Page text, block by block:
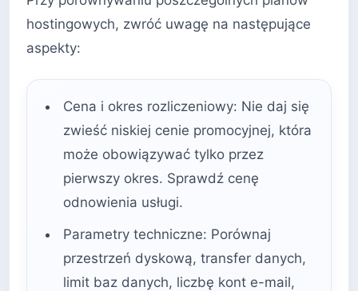
hostingowych, zwróć uwagę na następujące
aspekty:
Cena i okres rozliczeniowy: Nie daj się
zwieść niskiej cenie promocyjnej, która
może obowiązywać tylko przez
pierwszy okres. Sprawdź cenę
odnowienia usługi.
Parametry techniczne: Porównaj
przestrzeń dyskową, transfer danych,
limit baz danych, liczbę kont e-mail,